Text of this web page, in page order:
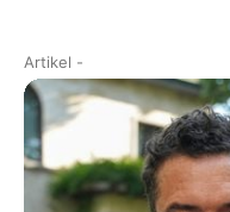
Artikel -